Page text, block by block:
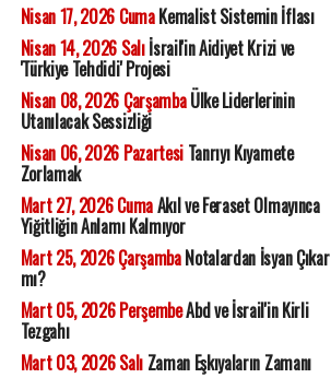
Nisan 17, 2026 CumaKemalist Sistemin İflası
Nisan 14, 2026 Salıİsrail'in Aidiyet Krizi ve
'Türkiye Tehdidi' Projesi
Nisan 08, 2026 ÇarşambaÜlke Liderlerinin
Utanılacak Sessizliği
Nisan 06, 2026 PazartesiTanrıyı Kıyamete
Zorlamak
Mart 27, 2026 CumaAkıl ve Feraset Olmayınca
Yiğitliğin Anlamı Kalmıyor
Mart 25, 2026 ÇarşambaNotalardan İsyan Çıkar
mı?
Mart 05, 2026 PerşembeAbd ve İsrail'in Kirli
Tezgahı
Mart 03, 2026 SalıZaman Eşkıyaların Zamanı